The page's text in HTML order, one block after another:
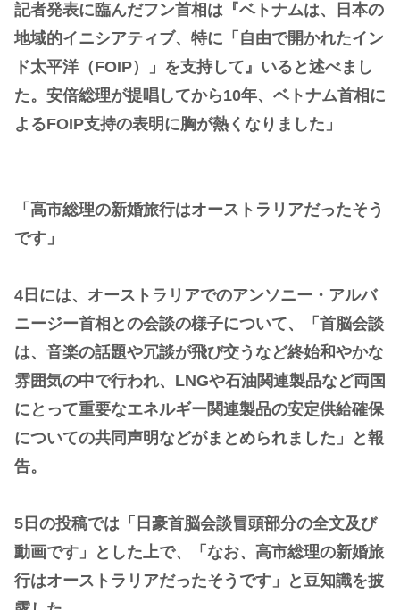
記者発表に臨んだフン首相は『ベトナムは、日本の
地域的イニシアティブ、特に「自由で開かれたイン
ド太平洋（FOIP）」を支持して』いると述べまし
た。安倍総理が提唱してから10年、ベトナム首相に
よるFOIP支持の表明に胸が熱くなりました」
「高市総理の新婚旅行はオーストラリアだったそう
です」
4日には、オーストラリアでのアンソニー・アルバ
ニージー首相との会談の様子について、「首脳会談
は、音楽の話題や冗談が飛び交うなど終始和やかな
雰囲気の中で行われ、LNGや石油関連製品など両国
にとって重要なエネルギー関連製品の安定供給確保
についての共同声明などがまとめられました」と報
告。
5日の投稿では「日豪首脳会談冒頭部分の全文及び
動画です」とした上で、「なお、高市総理の新婚旅
行はオーストラリアだったそうです」と豆知識を披